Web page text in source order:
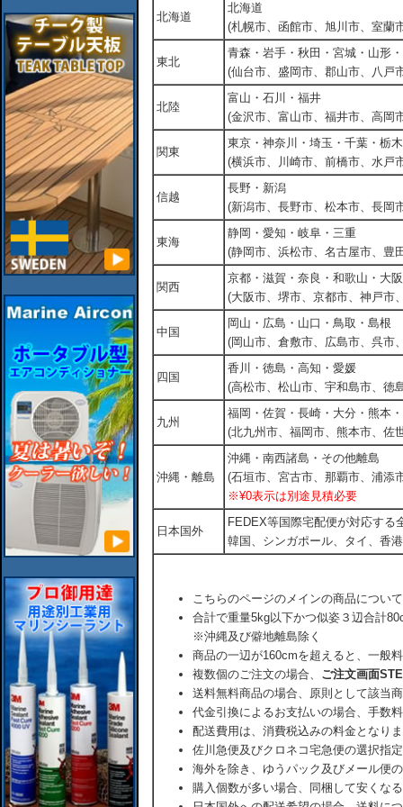
北海道
北海道
(札幌市、函館市、旭川市、室蘭
東北
青森・岩手・秋田・宮城・山形
(仙台市、盛岡市、郡山市、八戸
北陸
富山・石川・福井
(金沢市、富山市、福井市、高岡
関東
東京・神奈川・埼玉・千葉・栃
(横浜市、川崎市、前橋市、水戸
信越
長野・新潟
(新潟市、長野市、松本市、長岡
東海
静岡・愛知・岐阜・三重
(静岡市、浜松市、名古屋市、豊
関西
京都・滋賀・奈良・和歌山・大
(大阪市、堺市、京都市、神戸市
中国
岡山・広島・山口・鳥取・島根
(岡山市、倉敷市、広島市、呉市
四国
香川・徳島・高知・愛媛
(高松市、松山市、宇和島市、徳
九州
福岡・佐賀・長崎・大分・熊本
(北九州市、福岡市、熊本市、佐
沖縄・離島
沖縄・南西諸島・その他離島
(石垣市、宮古市、那覇市、浦添
※¥0表示は別途見積必要
日本国外
FEDEX等国際宅配便が対応す
韓国、シンガポール、タイ、香
こちらのページのメインの商品につい
合計で重量5kg以下かつ似姿３辺合計
※沖縄及び僻地離島除く
商品の一辺が160cmを超えると、一般
複数個のご注文の場合、 ご注文画面
送料無料商品の場合、原則として該当
代金引換によるお支払いの場合、手数
配送費用は、消費税込みの料金となり
佐川急便及びクロネコ宅急便の選択指
海外を除き、ゆうパック及びメール便
購入個数が多い場合、同梱して安くな